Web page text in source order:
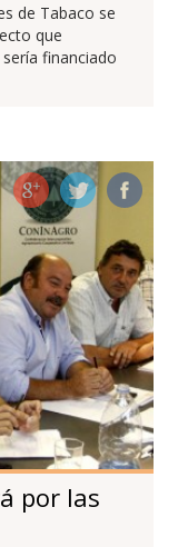
de Tabaco se
que
financiado
por las